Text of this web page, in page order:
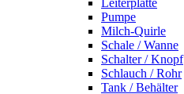
Leiterplatte
Pumpe
Milch-Quirle
Schale / Wanne
Schalter / Knopf
Schlauch / Rohr
Tank / Behälter